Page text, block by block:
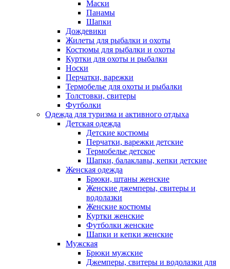
Маски
Панамы
Шапки
Дождевики
Жилеты для рыбалки и охоты
Костюмы для рыбалки и охоты
Куртки для охоты и рыбалки
Носки
Перчатки, варежки
Термобелье для охоты и рыбалки
Толстовки, свитеры
Футболки
Одежда для туризма и активного отдыха
Детская одежда
Детские костюмы
Перчатки, варежки детские
Термобелье детское
Шапки, балаклавы, кепки детские
Женская одежда
Брюки, штаны женские
Женские джемперы, свитеры и
водолазки
Женские костюмы
Куртки женские
Футболки женские
Шапки и кепки женские
Мужская
Брюки мужские
Джемперы, свитеры и водолазки для